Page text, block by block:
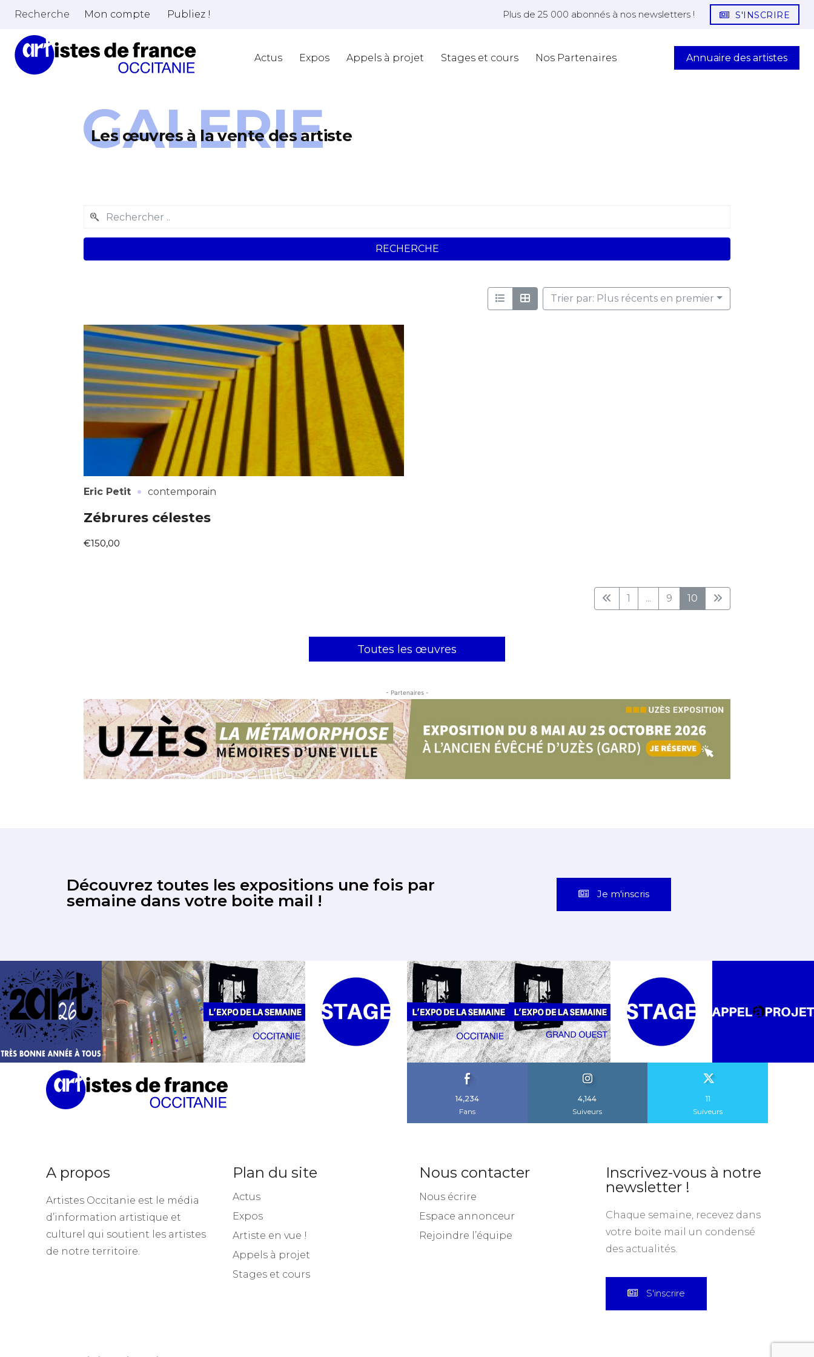
Nom
Statut / Organisation
J'accepte les termes et conditions
* Champ obligatoire
Nom
Prénom
Statut / Organisation
J'accepte les termes et conditions
* Champ obligatoire
Recherche Mon compte Publiez ! Plus de 25 000 abonnés à nos newsletters ! S'INSCRIRE
Actus Expos Appels à projet Stages et cours Nos Partenaires Annuaire des artistes
Les œuvres à la vente des artiste
GALERIE
RECHERCHE
Trier par: Plus récents en premier
Eric Petit · contemporain
Zébrures célestes
€150,00
1 ... 9 10
Toutes les œuvres
- Partenaires -
Découvrez toutes les expositions une fois par
semaine dans votre boite mail !
Je m'inscris
14,234
Fans
4,144
Suiveurs
11
Suiveurs
A propos
Artistes Occitanie est le média
d’information artistique et
culturel qui soutient les artistes
de notre territoire.
Plan du site
Actus
Expos
Artiste en vue !
Appels à projet
Stages et cours
Nous contacter
Nous écrire
Espace annonceur
Rejoindre l’équipe
Inscrivez-vous à notre
newsletter !
Chaque semaine, recevez dans
votre boite mail un condensé
des actualités.
S'inscrire